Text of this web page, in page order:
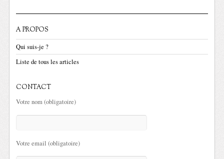
A PROPOS
Qui suis-je ?
Liste de tous les articles
CONTACT
Votre nom (obligatoire)
Votre email (obligatoire)